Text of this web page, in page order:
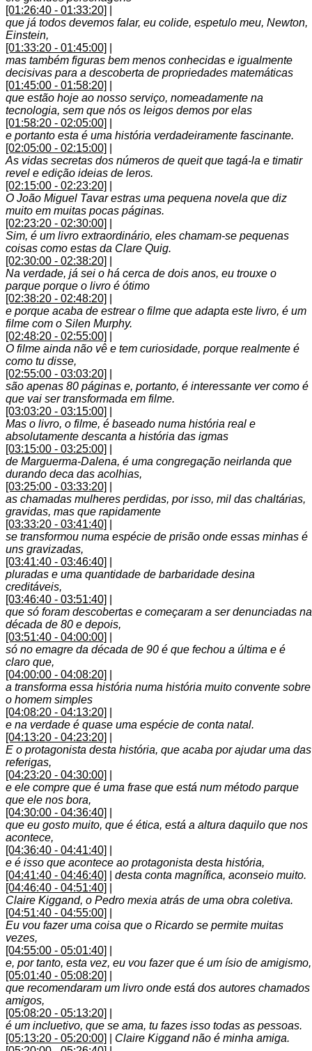
[01:26:40 - 01:33:20]
que já todos devemos falar, eu colide, espetulo meu, Newton,
Einstein,
[01:33:20 - 01:45:00]
mas também figuras bem menos conhecidas e igualmente
decisivas para a descoberta de propriedades matemáticas
[01:45:00 - 01:58:20]
que estão hoje ao nosso serviço, nomeadamente na
tecnologia, sem que nós os leigos demos por elas
[01:58:20 - 02:05:00]
e portanto esta é uma história verdadeiramente fascinante.
[02:05:00 - 02:15:00]
As vidas secretas dos números de queit que tagá-la e timatir
revel e edição ideias de leros.
[02:15:00 - 02:23:20]
O João Miguel Tavar estras uma pequena novela que diz
muito em muitas pocas páginas.
[02:23:20 - 02:30:00]
Sim, é um livro extraordinário, eles chamam-se pequenas
coisas como estas da Clare Quig.
[02:30:00 - 02:38:20]
Na verdade, já sei o há cerca de dois anos, eu trouxe o
parque porque o livro é ótimo
[02:38:20 - 02:48:20]
e porque acaba de estrear o filme que adapta este livro, é um
filme com o Silen Murphy.
[02:48:20 - 02:55:00]
O filme ainda não vê e tem curiosidade, porque realmente é
como tu disse,
[02:55:00 - 03:03:20]
são apenas 80 páginas e, portanto, é interessante ver como é
que vai ser transformada em filme.
[03:03:20 - 03:15:00]
Mas o livro, o filme, é baseado numa história real e
absolutamente descanta a história das igmas
[03:15:00 - 03:25:00]
de Marguerma-Dalena, é uma congregação neirlanda que
durando deca das acolhias,
[03:25:00 - 03:33:20]
as chamadas mulheres perdidas, por isso, mil das chaltárias,
gravidas, mas que rapidamente
[03:33:20 - 03:41:40]
se transformou numa espécie de prisão onde essas minhas é
uns gravizadas,
[03:41:40 - 03:46:40]
pluradas e uma quantidade de barbaridade desina
creditáveis,
[03:46:40 - 03:51:40]
que só foram descobertas e começaram a ser denunciadas na
década de 80 e depois,
[03:51:40 - 04:00:00]
só no emagre da década de 90 é que fechou a última e é
claro que,
[04:00:00 - 04:08:20]
a transforma essa história numa história muito convente sobre
o homem simples
[04:08:20 - 04:13:20]
e na verdade é quase uma espécie de conta natal.
[04:13:20 - 04:23:20]
E o protagonista desta história, que acaba por ajudar uma das
referigas,
[04:23:20 - 04:30:00]
e ele compre que é uma frase que está num método parque
que ele nos bora,
[04:30:00 - 04:36:40]
que eu gosto muito, que é ética, está a altura daquilo que nos
acontece,
[04:36:40 - 04:41:40]
e é isso que acontece ao protagonista desta história,
[04:41:40 - 04:46:40]
desta conta magnífica, aconseio muito.
[04:46:40 - 04:51:40]
Claire Kiggand, o Pedro mexia atrás de uma obra coletiva.
[04:51:40 - 04:55:00]
Eu vou fazer uma coisa que o Ricardo se permite muitas
vezes,
[04:55:00 - 05:01:40]
e, por tanto, esta vez, eu vou fazer que é um ísio de amigismo,
[05:01:40 - 05:08:20]
que recomendaram um livro onde está dos autores chamados
amigos,
[05:08:20 - 05:13:20]
é um incluetivo, que se ama, tu fazes isso todas as pessoas.
[05:13:20 - 05:20:00]
Claire Kiggand não é minha amiga.